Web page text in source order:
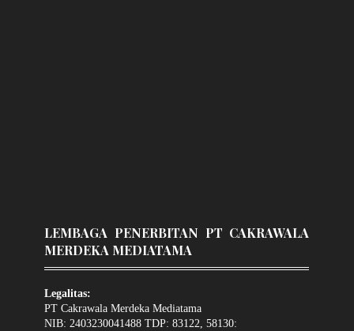
LEMBAGA PENERBITAN PT CAKRAWALA
MERDEKA MEDIATAMA
Legalitas:
PT Cakrawala Merdeka Mediatama
NIB: 2403230041488 TDP: 83122, 58130: